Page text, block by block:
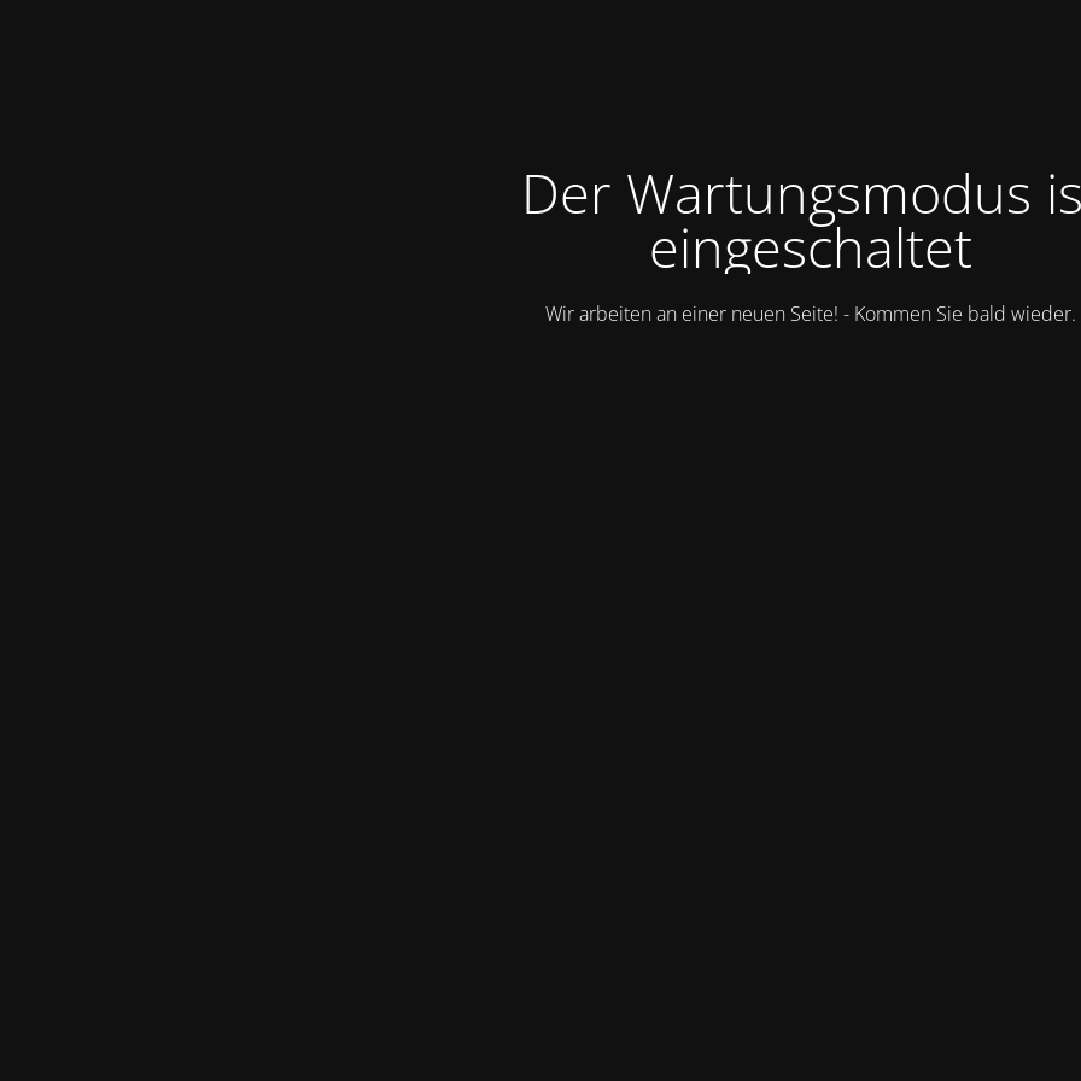
Der Wartungsmodus
eingeschaltet
Wir arbeiten an einer neuen Seite! - Kommen Sie bald wieder.